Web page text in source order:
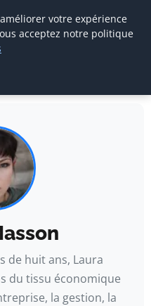
Media Com
digitale & stratégie web
de huit ans, Laura
du tissu économique
la gestion, la
votre expérience
acceptez notre politique